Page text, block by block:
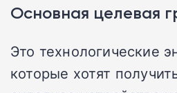
Основная целевая
Это технологические
которые хотят